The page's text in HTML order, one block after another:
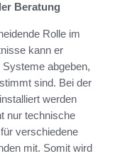
Beratung
Rolle im
kann er
abgeben,
sind. Bei der
werden
nur technische
verschiedene
mit. Somit wird